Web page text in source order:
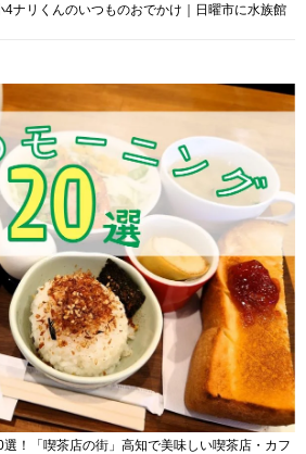
4ナリくんのいつものおでかけ｜日曜市に水族館
！「喫茶店の街」高知で美味しい喫茶店・カフ